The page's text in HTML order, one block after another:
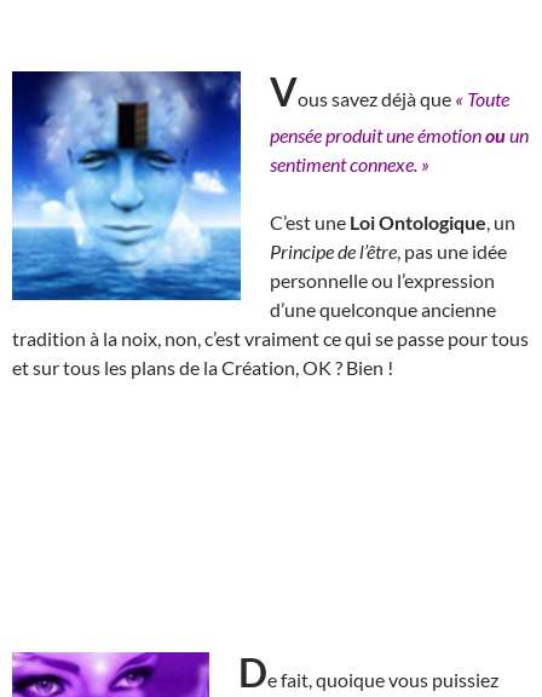
Vous savez déjà que « Toute
pensée produit une émotionouun
sentiment connexe. »
C’est une Loi Ontologique , un
Principe de l’être , pas une idée
personnelle ou l’expression
d’une quelconque ancienne
tradition à la noix, non, c’est vraiment ce qui se passe pour tous
et sur tous les plans de la Création, OK ? Bien !
De fait, quoique vous puissiez